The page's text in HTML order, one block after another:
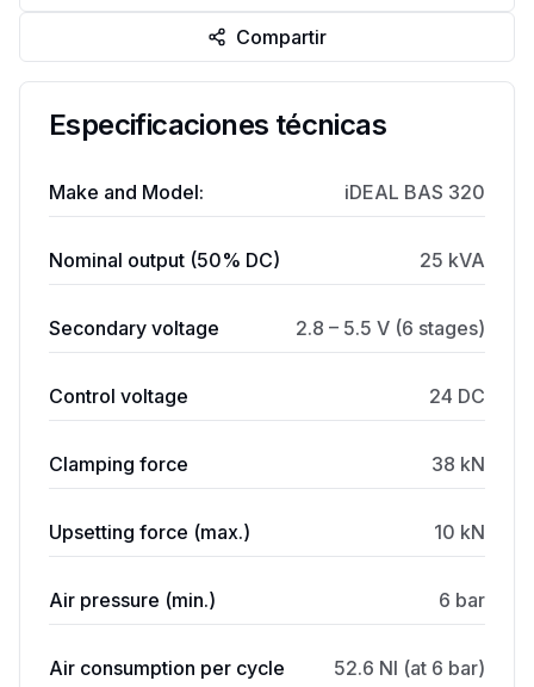
Compartir
Especificaciones técnicas
Make and Model: iDEAL BAS 320
Nominal output (50% DC) 25 kVA
Secondary voltage 2.8 – 5.5 V (6 stages)
Control voltage 24 DC
Clamping force 38 kN
Upsetting force (max.) 10 kN
Air pressure (min.) 6 bar
Air consumption per cycle 52.6 Nl (at 6 bar)